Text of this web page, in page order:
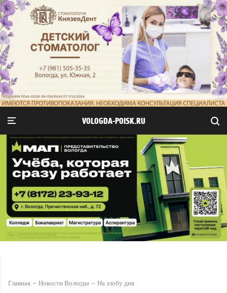
VOLOGDA-POISK.RU
Главная Новости Вологды На злобу дня